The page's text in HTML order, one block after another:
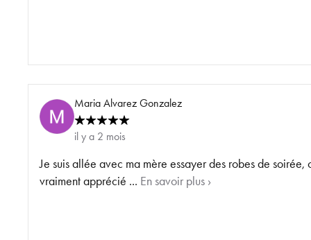
Maria Alvarez Gonzalez
il y a 2 mois
Je suis allée avec ma mère essayer des robes de
vraiment apprécié ... En savoir plus ›